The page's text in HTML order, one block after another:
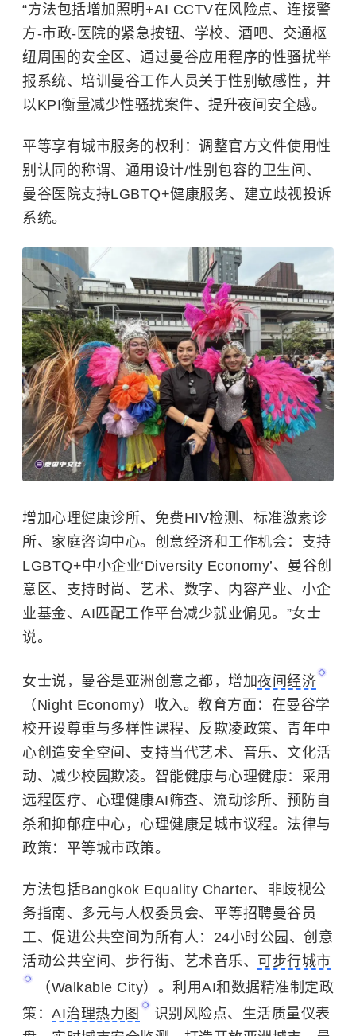
“方法包括增加照明+AI CCTV在风险点、连接警
方-市政-医院的紧急按钮、学校、酒吧、交通枢
纽周围的安全区、通过曼谷应用程序的性骚扰举
报系统、培训曼谷工作人员关于性别敏感性，并
以KPI衡量减少性骚扰案件、提升夜间安全感。
平等享有城市服务的权利：调整官方文件使用性
别认同的称谓、通用设计/性别包容的卫生间、
曼谷医院支持LGBTQ+健康服务、建立歧视投诉
系统。
增加心理健康诊所、免费HIV检测、标准激素诊
所、家庭咨询中心。创意经济和工作机会：支持
LGBTQ+中小企业‘Diversity Economy’、曼谷创
意区、支持时尚、艺术、数字、内容产业、小企
业基金、AI匹配工作平台减少就业偏见。”女士
说。
女士说，曼谷是亚洲创意之都，增加夜间经济
（Night Economy）收入。教育方面：在曼谷学
校开设尊重与多样性课程、反欺凌政策、青年中
心创造安全空间、支持当代艺术、音乐、文化活
动、减少校园欺凌。智能健康与心理健康：采用
远程医疗、心理健康AI筛查、流动诊所、预防自
杀和抑郁症中心，心理健康是城市议程。法律与
政策：平等城市政策。
方法包括Bangkok Equality Charter、非歧视公
务指南、多元与人权委员会、平等招聘曼谷员
工、促进公共空间为所有人：24小时公园、创意
活动公共空间、步行街、艺术音乐、 可步行城市
（Walkable City）。利用AI和数据精准制定政
策： AI治理热力图
识别风险点、生活质量仪表